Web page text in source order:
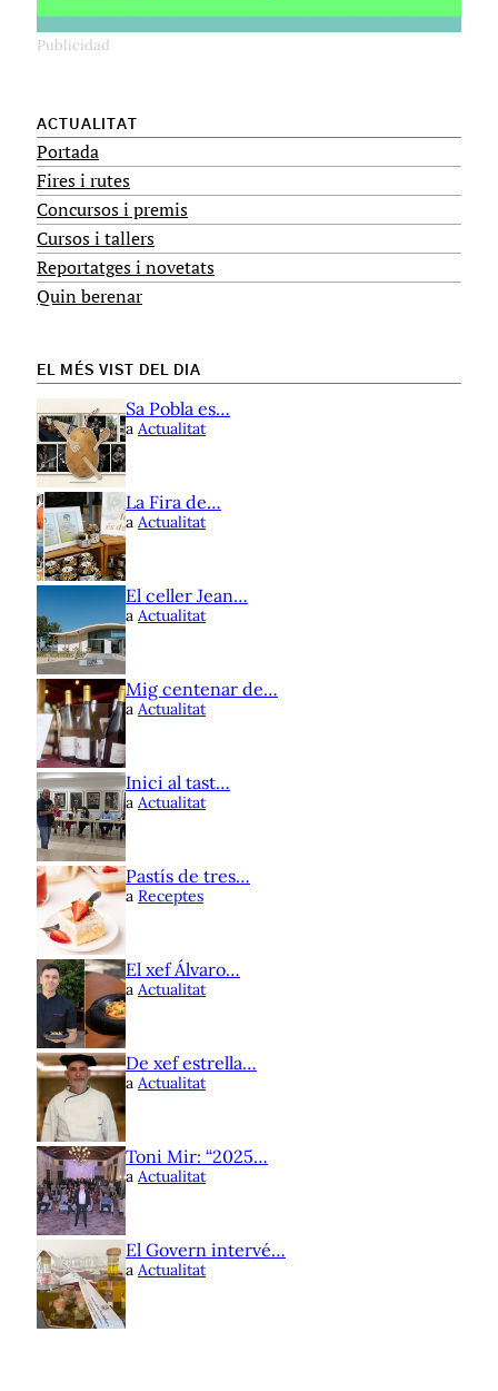
ACTUALITAT
Portada
Fires i rutes
Concursos i premis
Cursos i tallers
Reportatges i novetats
Quin berenar
EL MÉS VIST DEL DIA
Sa Pobla es…
a Actualitat
La Fira de…
a Actualitat
El celler Jean…
a Actualitat
Mig centenar de…
a Actualitat
Inici al tast…
a Actualitat
Pastís de tres…
a Receptes
El xef Álvaro…
a Actualitat
De xef estrella…
a Actualitat
Toni Mir: “2025…
a Actualitat
El Govern intervé…
a Actualitat